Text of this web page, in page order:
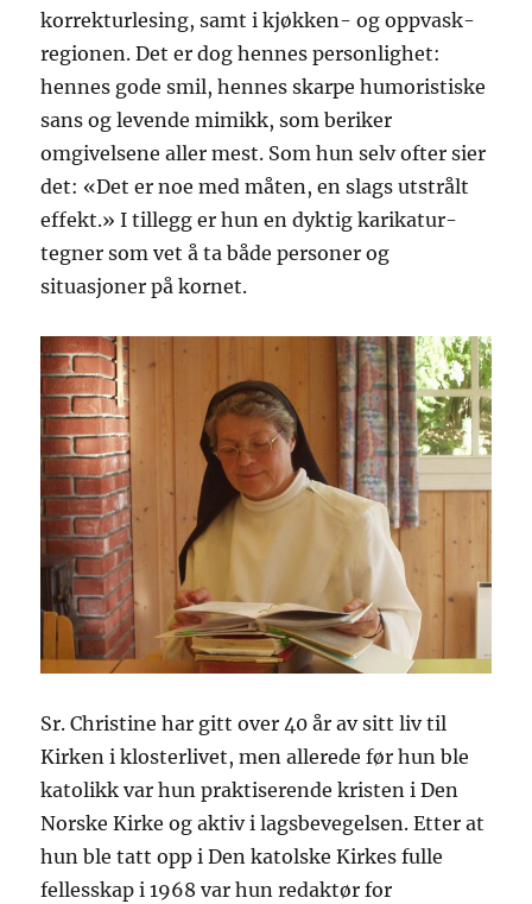
korrekturlesing, samt i kjøkken- og oppvask-
regionen. Det er dog hennes personlighet:
hennes gode smil, hennes skarpe humoristiske
sans og levende mimikk, som beriker
omgivelsene aller mest. Som hun selv ofter sier
det: «Det er noe med måten, en slags utstrålt
effekt.» I tillegg er hun en dyktig karikatur-
tegner som vet å ta både personer og
situasjoner på kornet.
Sr. Christine har gitt over 40 år av sitt liv til
Kirken i klosterlivet, men allerede før hun ble
katolikk var hun praktiserende kristen i Den
Norske Kirke og aktiv i lagsbevegelsen. Etter at
hun ble tatt opp i Den katolske Kirkes fulle
fellesskap i 1968 var hun redaktør for